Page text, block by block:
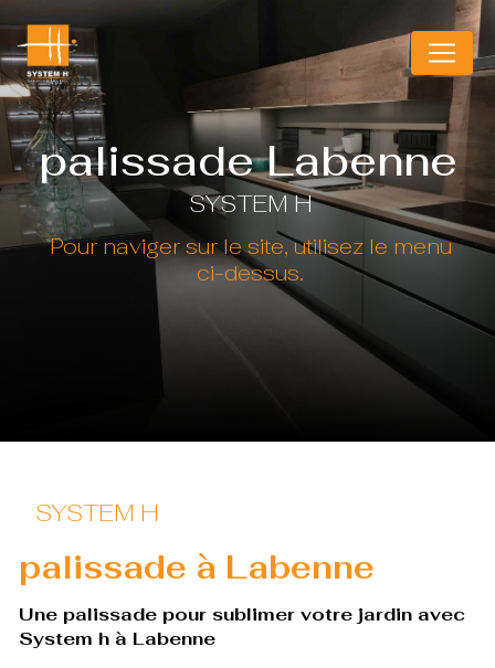
palissade Labenne
SYSTEM H
SYSTEM H
palissade à Labenne
Une palissade pour sublimer votre jardin avec
System h à Labenne
Panneau de gestion des cookies